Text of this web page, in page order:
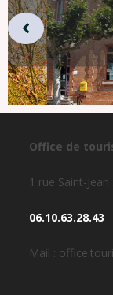
Office de
1 rue Saint-
06.10.63.28.43
Mail :